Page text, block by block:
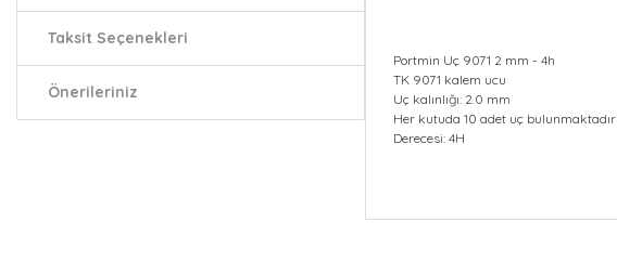
Taksit Seçenekleri
Önerileriniz
Portmin Uç 9071 2 mm - 4h
TK 9071 kalem ucu
Uç kalınlığı: 2.0 mm
Her kutuda 10 adet uç bulunmaktadır
Derecesi: 4H